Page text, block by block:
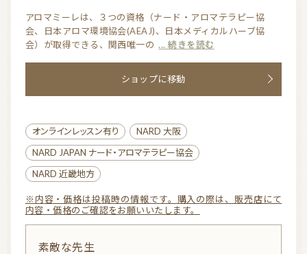
5.
0
o
f
5
アロマミーレは、３つの資格（ナード・アロマテラピー協
会、日本アロマ環境協会(AEAJ)、日本メディカルハーブ協
会）が取得できる、関西唯一の ... 続きを読む
ショップに移動
オンラインレッスン有り
NARD 大阪
NARD JAPAN ナード・アロマテラピー協会
NARD 近畿地方
※内容・価格は投稿時の情報です。購入の際は、販売店にて
内容・価格のご確認をお願いいたします。
素敵な先生